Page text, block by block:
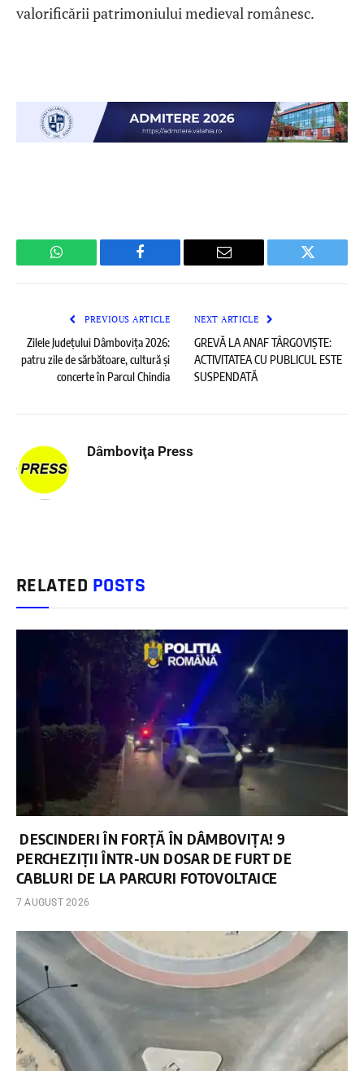
valorificării patrimoniului medieval românesc.
WhatsApp Facebook Email Twitter
PREVIOUS ARTICLE
Zilele Județului Dâmbovița 2026:
patru zile de sărbătoare, cultură și
concerte în Parcul Chindia
NEXT ARTICLE
GREVĂ LA ANAF TÂRGOVIȘTE:
ACTIVITATEA CU PUBLICUL ESTE
SUSPENDATĂ
Dâmboviţa Press
RELATED POSTS
DESCINDERI ÎN FORȚĂ ÎN DÂMBOVIȚA! 9
PERCHEZIȚII ÎNTR-UN DOSAR DE FURT DE
CABLURI DE LA PARCURI FOTOVOLTAICE
7 AUGUST 2026